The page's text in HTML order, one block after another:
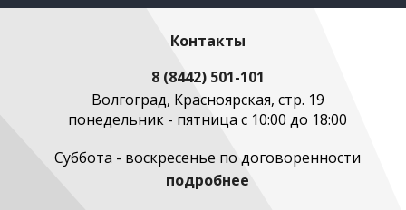
Контакты
8 (8442) 501-101
Волгоград, Красноярская, стр. 19
понедельник - пятница с 10:00 до 18:00
Суббота - воскресенье по договоренности
подробнее